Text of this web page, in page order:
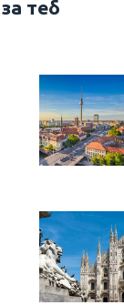
теб